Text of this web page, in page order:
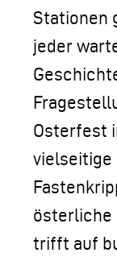
Stationen
jeder
Osterfest
vielseitige
österliche
trifft auf